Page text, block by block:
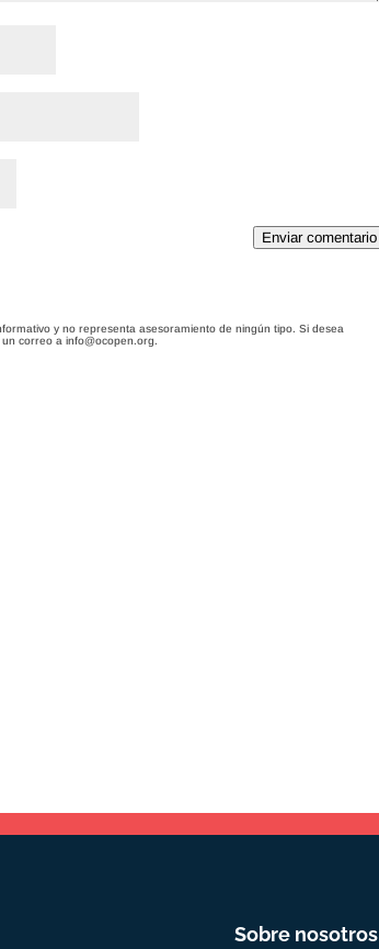
Enviar comentario
y no representa asesoramiento de ningún tipo. Si desea
correo a info@ocopen.org.
Sobre nosotros